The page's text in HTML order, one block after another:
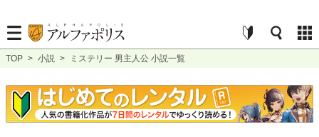
TOP > 小説 > ミステリー 男主人公 小説一覧